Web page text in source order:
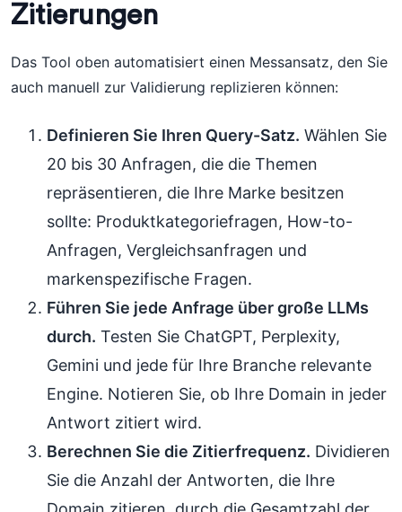
Zitierungen
Das Tool oben automatisiert einen Messansatz, den Sie
auch manuell zur Validierung replizieren können:
Definieren Sie Ihren Query-Satz. Wählen Sie
20 bis 30 Anfragen, die die Themen
repräsentieren, die Ihre Marke besitzen
sollte: Produktkategoriefragen, How-to-
Anfragen, Vergleichsanfragen und
markenspezifische Fragen.
Führen Sie jede Anfrage über große LLMs
durch. Testen Sie ChatGPT, Perplexity,
Gemini und jede für Ihre Branche relevante
Engine. Notieren Sie, ob Ihre Domain in jeder
Antwort zitiert wird.
Berechnen Sie die Zitierfrequenz. Dividieren
Sie die Anzahl der Antworten, die Ihre